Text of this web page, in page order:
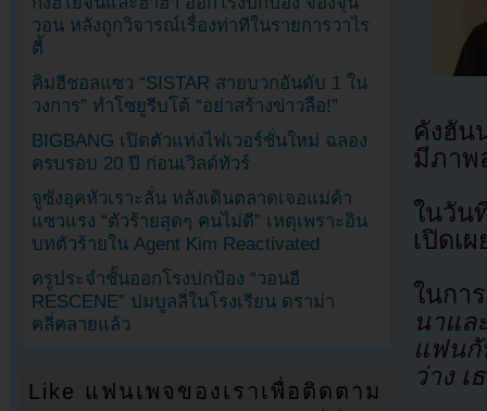
คังฮัน
มีภาพ
ในวัน
เปิดเ
ในกา
นาแล
แฟนกั
ว่าง
วอน หลังถูกวิจารณ์เรื่องท่าทีในรายการวาไร
ตี้
คิมฮีชอลแซว “SISTAR สายบวกอันดับ 1 ใน
วงการ” ทำโซยูรีบโต้ “อย่าสร้างข่าวลือ!”
BIGBANG เปิดตัวแท่งไฟเวอร์ชั่นใหม่ ฉลอง
ครบรอบ 20 ปี ก่อนเวิลด์ทัวร์
จูซังอุคหัวเราะลั่น หลังเดินตลาดเจอแม่ค้า
แซวแรง “ตัวร้ายสุดๆ คนไม่ดี” เหตุเพราะอิน
บทตัวร้ายใน Agent Kim Reactivated
ครูประจำชั้นออกโรงปกป้อง “วอนอี
RESCENE” ปมบูลลี่ในโรงเรียน ดราม่า
คลี่คลายแล้ว
Like แฟนเพจของเราเพื่อติดตาม